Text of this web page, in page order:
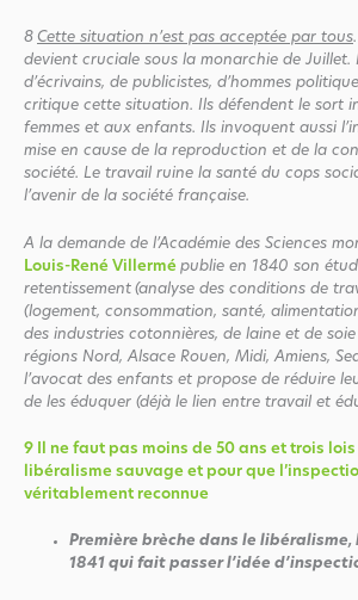
8 Cette situation n’est pas acceptée par tous
devient cruciale sous la monarchie de
d’écrivains, de publicistes, d’hommes
critique cette situation. Ils défendent le sort
femmes et aux enfants. Ils invoquent aussi
mise en cause de la reproduction et de la
société. Le travail ruine la santé du cops
l’avenir de la société française.
A la demande de l’Académie des Sciences
Louis-René Villermé publie en 1840 son
retentissement (analyse des conditions de
(logement, consommation, santé,
des industries cotonnières, de laine et de
régions Nord, Alsace Rouen, Midi, Amiens,
l’avocat des enfants et propose de réduire
de les éduquer (déjà le lien entre travail et
9 Il ne faut pas moins de 50 ans et trois
libéralisme sauvage et pour que
véritablement reconnue
Première brèche dans le libéralisme,
1841 qui fait passer l’idée